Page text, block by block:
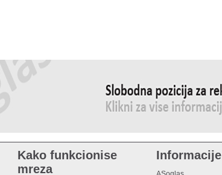
Kako funkcionise
mreza
Informacije